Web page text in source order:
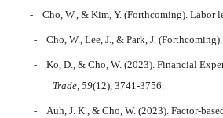
- Cho, W., & Kim, Y. (Forthcoming). Labor
- Cho, W., Lee, J., & Park, J.
- Ko, D., & Cho, W. (2023). Financial
Trade, 59(12), 3741-3756.
- Auh, J. K., & Cho, W. (2023). Factor-